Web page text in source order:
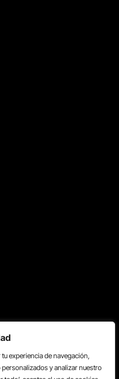
experiencia de navegación,
y analizar nuestro
los derechos reservados.